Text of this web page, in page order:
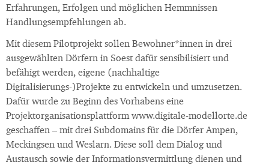
Erfahrungen, Erfolgen und möglichen Hemmnissen
Handlungsempfehlungen ab.
Mit diesem Pilotprojekt sollen Bewohner*innen in drei
ausgewählten Dörfern in Soest dafür sensibilisiert und
befähigt werden, eigene (nachhaltige
Digitalisierungs-)Projekte zu entwickeln und umzusetzen.
Dafür wurde zu Beginn des Vorhabens eine
Projektorganisationsplattform www.digitale-modellorte.de
geschaffen – mit drei Subdomains für die Dörfer Ampen,
Meckingsen und Weslarn. Diese soll dem Dialog und
Austausch sowie der Informationsvermittlung dienen und